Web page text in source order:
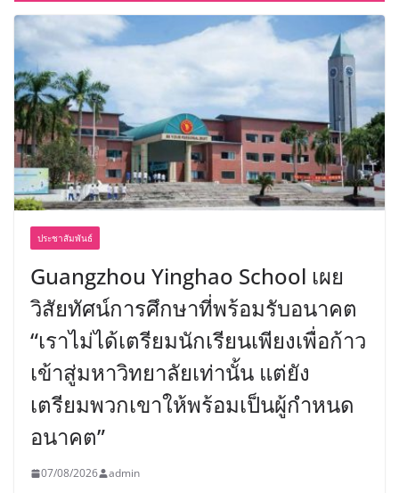
ประชาสัมพันธ์
Guangzhou Yinghao School เผย
วิสัยทัศน์การศึกษาที่พร้อมรับอนาคต
“เราไม่ได้เตรียมนักเรียนเพียงเพื่อก้าว
เข้าสู่มหาวิทยาลัยเท่านั้น แต่ยัง
เตรียมพวกเขาให้พร้อมเป็นผู้กำหนด
อนาคต”
07/08/2026 admin